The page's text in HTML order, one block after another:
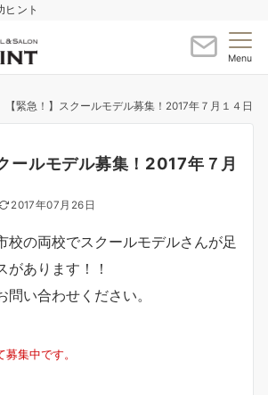
ヒント
Menu
【緊急！】スクールモデル募集！2017年７月１４日
ールモデル募集！2017年７月
2017年07月26日
校の両校でスクールモデルさんが足
があります！！
い合わせください。
集中です。